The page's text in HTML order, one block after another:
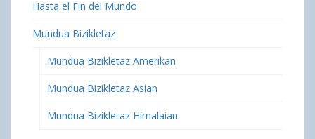
Hasta el Fin del Mundo
Mundua Bizikletaz
Mundua Bizikletaz Amerikan
Mundua Bizikletaz Asian
Mundua Bizikletaz Himalaian